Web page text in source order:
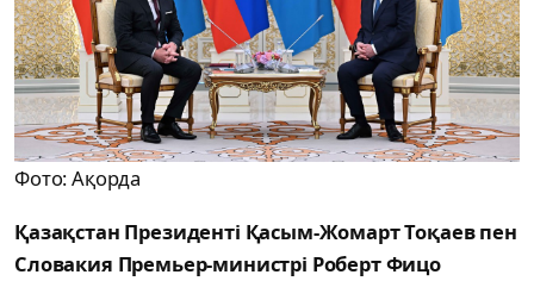
Фото: Ақорда
Қазақстан Президенті Қасым-Жомарт Тоқаев пен
Словакия Премьер-министрі Роберт Фицо